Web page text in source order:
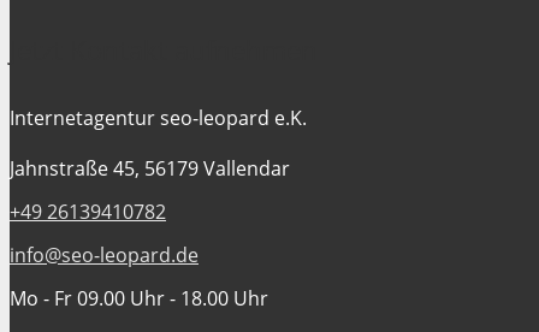
Internetagentur seo-leopard e.K.
Jahnstraße 45, 56179 Vallendar
+49 26139410782
info@seo-leopard.de
Mo - Fr 09.00 Uhr - 18.00 Uhr